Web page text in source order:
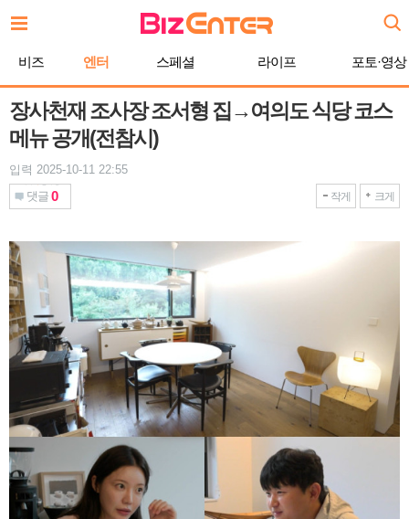
문
기
비즈 엔터 스페셜 라이프 포토·영상
장사천재 조사장 조서형 집→여의도 식당 코스
메뉴 공개(전참시)
입력 2025-10-11 22:55
댓글 0 작게 크게